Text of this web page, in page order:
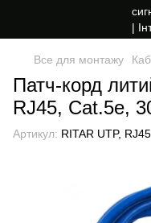
Все для монтажу
Патч-корд
RJ45, Cat.5e,
Артикул: RITAR UTP,